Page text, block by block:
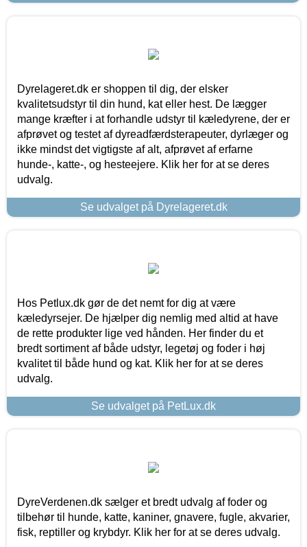
Dyrelageret.dk er shoppen til dig, der elsker
kvalitetsudstyr til din hund, kat eller hest. De lægger
mange kræfter i at forhandle udstyr til kæledyrene, der er
afprøvet og testet af dyreadfærdsterapeuter, dyrlæger og
ikke mindst det vigtigste af alt, afprøvet af erfarne
hunde-, katte-, og hesteejere. Klik her for at se deres
udvalg.
Se udvalget på Dyrelageret.dk
Hos Petlux.dk gør de det nemt for dig at være
kæledyrsejer. De hjælper dig nemlig med altid at have
de rette produkter lige ved hånden. Her finder du et
bredt sortiment af både udstyr, legetøj og foder i høj
kvalitet til både hund og kat. Klik her for at se deres
udvalg.
Se udvalget på PetLux.dk
DyreVerdenen.dk sælger et bredt udvalg af foder og
tilbehør til hunde, katte, kaniner, gnavere, fugle, akvarier,
fisk, reptiller og krybdyr. Klik her for at se deres udvalg.